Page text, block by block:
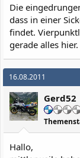
Die
dass in einer
findet.
gerade alles hier.
16.08.2011
Gerd52
Hallo,